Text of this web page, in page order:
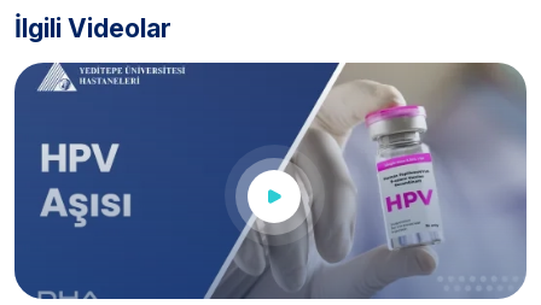
İlgili Videolar